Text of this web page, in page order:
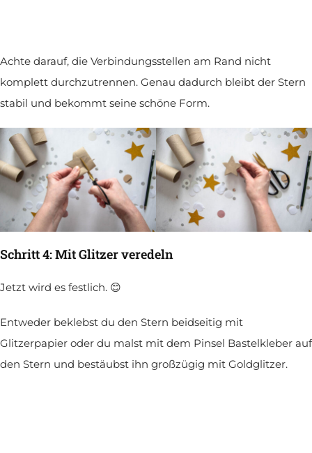
Achte darauf, die Verbindungsstellen am Rand nicht
komplett durchzutrennen. Genau dadurch bleibt der Stern
stabil und bekommt seine schöne Form.
Schritt 4: Mit Glitzer veredeln
Jetzt wird es festlich. 😊
Entweder beklebst du den Stern beidseitig mit
Glitzerpapier oder du malst mit dem Pinsel Bastelkleber auf
den Stern und bestäubst ihn großzügig mit Goldglitzer.